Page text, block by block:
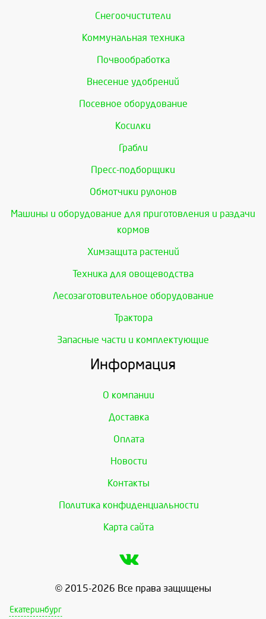
Снегоочистители
Коммунальная техника
Почвообработка
Внесение удобрений
Посевное оборудование
Косилки
Грабли
Пресс-подборщики
Обмотчики рулонов
Машины и оборудование для приготовления и раздачи
кормов
Химзащита растений
Техника для овощеводства
Лесозаготовительное оборудование
Трактора
Запасные части и комплектующие
Информация
О компании
Доставка
Оплата
Новости
Контакты
Политика конфиденциальности
Карта сайта
© 2015-2026 Все права защищены
Екатеринбург